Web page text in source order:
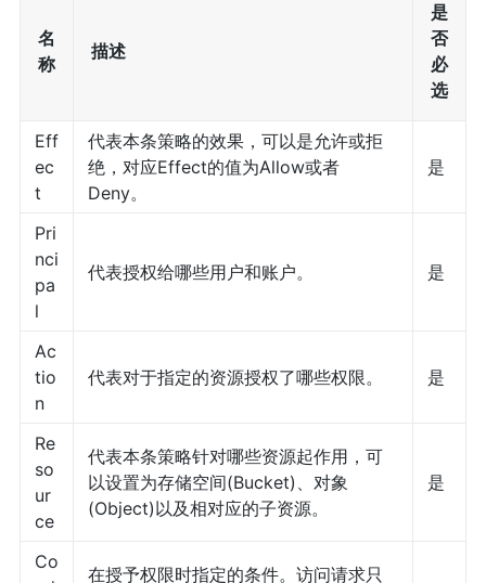
名
称
描述
是
否
必
选
Eff
ec
t
代表本条策略的效果，可以是允许或拒
绝，对应Effect的值为Allow或者
Deny。
是
Pri
nci
pa
l
代表授权给哪些用户和账户。 是
Ac
tio
n
代表对于指定的资源授权了哪些权限。 是
Re
so
ur
ce
代表本条策略针对哪些资源起作用，可
以设置为存储空间(Bucket)、对象
(Object)以及相对应的子资源。
是
Co
在授予权限时指定的条件。访问请求只